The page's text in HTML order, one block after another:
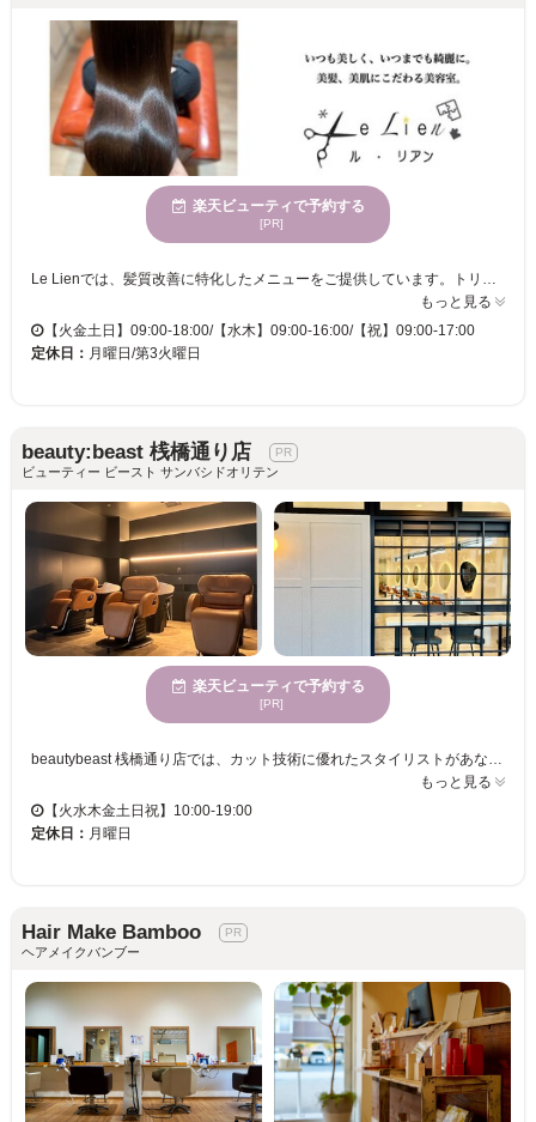
楽天ビューティで予約する
[PR]
もっと見る
【火金土日】09:00-18:00/【水木】09:00-16:00/【祝】09:00-17:00
定休日： 月曜日/第3火曜日
beauty:beast 桟橋通り店
ビューティー ビースト サンバシドオリテン
楽天ビューティで予約する
[PR]
もっと見る
【火水木金土日祝】10:00-19:00
定休日： 月曜日
Hair Make Bamboo
ヘアメイクバンブー